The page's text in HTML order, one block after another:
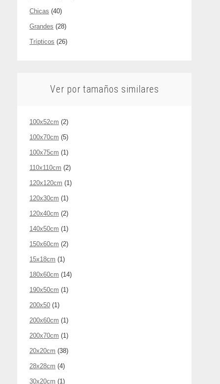
Chicas (40)
Grandes (28)
Trípticos (26)
Ver por tamaños similares
100x52cm (2)
100x70cm (5)
100x75cm (1)
110x110cm (2)
120x120cm (1)
120x30cm (1)
120x40cm (2)
140x50cm (1)
150x60cm (2)
15x18cm (1)
180x60cm (14)
190x50cm (1)
200x50 (1)
200x60cm (1)
200x70cm (1)
20x20cm (38)
28x28cm (4)
30x20cm (1)